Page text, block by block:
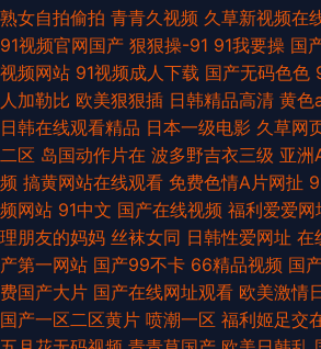
熟女自拍偷拍 青青久视频 久草新视频在
91视频官网国产 狠狠操-91 91我要操 国
视频网站 91视频成人下载 国产无码色色
人加勒比 欧美狠狠插 日韩精品高清 黄色
日韩在线观看精品 日本一级电影 久草网
二区 岛国动作片在 波多野吉衣三级 亚洲
频 搞黄网站在线观看 免费色情A片网扯
频网站 91中文 国产在线视频 福利爱爱网
理朋友的妈妈 丝袜女同 日韩性爱网址 在
产第一网站 国产99不卡 66精品视频 国
费国产大片 国产在线网址观看 欧美激情
国产一区二区黄片 喷潮一区 福利姬足交